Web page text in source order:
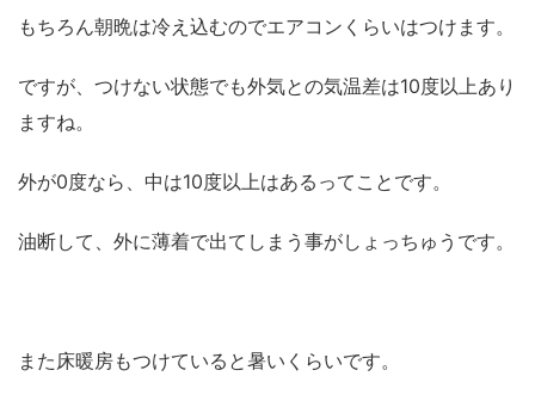
もちろん朝晩は冷え込むのでエアコンくらいはつけます。
ですが、つけない状態でも外気との気温差は10度以上あり
ますね。
外が0度なら、中は10度以上はあるってことです。
油断して、外に薄着で出てしまう事がしょっちゅうです。
また床暖房もつけていると暑いくらいです。